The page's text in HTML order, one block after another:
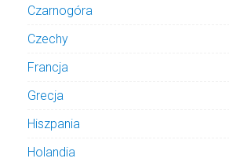
Czarnogóra
Czechy
Francja
Grecja
Hiszpania
Holandia